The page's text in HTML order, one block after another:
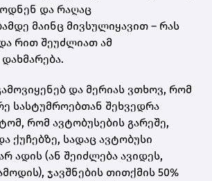
და რაღაც
მაინც მივსულიყავით – რას
რით შეუძლიათ ამ
და მერიას ვთხოვ, რომ
სასტუმროებთან შეხვედრა
რომ ავტობუსების გარეშე,
ქუჩებზე, სადაც ავტობუსი
ადის (ან შეიძლება ავიდეს,
ჯავშნების თითქმის 50%